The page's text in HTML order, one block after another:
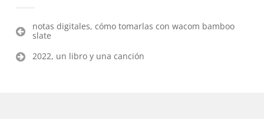
Navegación
de
entradas
notas digitales, cómo tomarlas con wacom bamboo
slate
2022, un libro y una canción